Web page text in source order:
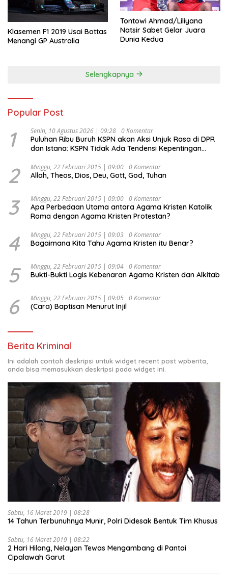
Klasemen F1 2019 Usai Bottas
Menangi GP Australia
Tontowi Ahmad/Liliyana
Natsir Sabet Gelar Juara
Dunia Kedua
Selengkapnya
Popular Post
1 Senin, 10 Agustus 2026 | 09:28 0 Komentar
Puluhan Ribu Buruh KSPN akan Aksi Unjuk Rasa di DPR
dan Istana: KSPN Tidak Ada Tendensi Kepentingan
2 Minggu, 22 Februari 2015 | 09:00 0 Komentar
Allah, Theos, Dios, Deu, Gott, God, Tuhan
3 Minggu, 22 Februari 2015 | 09:00 0 Komentar
Apa Perbedaan Utama antara Agama Kristen Katolik
Roma dengan Agama Kristen Protestan?
4 Minggu, 22 Februari 2015 | 09:03 0 Komentar
Bagaimana Kita Tahu Agama Kristen itu Benar?
5 Minggu, 22 Februari 2015 | 09:04 0 Komentar
Bukti-Bukti Logis Kebenaran Agama Kristen dan Alkitab
6 Minggu, 22 Februari 2015 | 09:05 0 Komentar
(Cara) Baptisan Menurut Injil
Berita Kriminal
Ini adalah contoh deskripsi untuk widget recent post wpberita,
anda bisa memasukkan deskripsi pada widget ini.
Sabtu, 16 Maret 2019 | 08:28
14 Tahun Terbunuhnya Munir, Polri Didesak Bentuk Tim Khusus
Sabtu, 16 Maret 2019 | 08:22
2 Hari Hilang, Nelayan Tewas Mengambang di Pantai
Cipalawah Garut